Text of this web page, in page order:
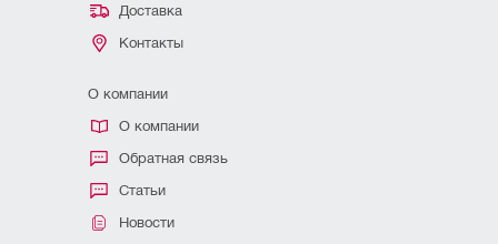
Доставка
Контакты
О компании
О компании
Обратная связь
Статьи
Новости